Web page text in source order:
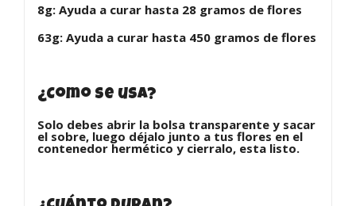
8g: Ayuda a curar hasta 28 gramos de flores
63g: Ayuda a curar hasta 450 gramos de flores
¿Como se usa?
Solo debes abrir la bolsa transparente y sacar
el sobre, luego déjalo junto a tus flores en el
contenedor hermético y cierralo, esta listo.